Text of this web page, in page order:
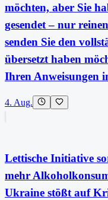
möchten, aber Sie
gesendet – nur
senden Sie den
übersetzt haben
Ihren Anweisungen
4. Aug.
Lettische Initiative
mehr
Ukraine stößt auf